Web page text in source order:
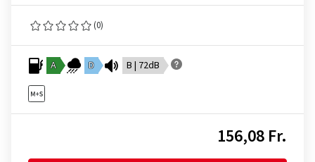
(0)
A D B | 72dB
156,08 Fr.